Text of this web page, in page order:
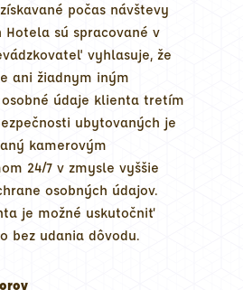
počas návštevy
sú spracované v
vyhlasuje, že
ani žiadnym iným
údaje klienta tretím
ubytovaných je
kamerovým
24/7 v zmysle vyššie
osobných údajov.
je možné uskutočniť
bez udania dôvodu.